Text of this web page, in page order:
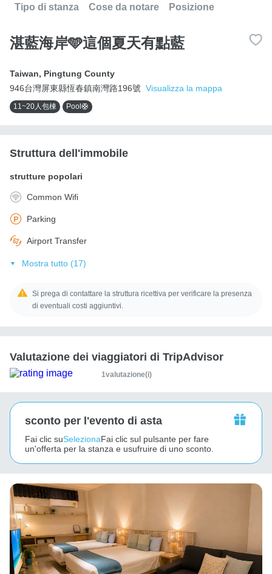
Tipo di stanza Cose da notare Posizione
湛藍海岸🩵這個夏天有點藍
Taiwan, Pingtung County
946台灣屏東縣恆春鎮南灣路196號 Visualizza la mappa
11~20人包棟 Pool🛟
Struttura dell'immobile
strutture popolari
Common Wifi
Parking
Airport Transfer
Mostra tutto (17)
Si prega di contattare la struttura ricettiva per verificare la presenza
di eventuali costi aggiuntivi.
Valutazione dei viaggiatori di TripAdvisor
1valutazione(i)
sconto per l'evento di asta
Fai clic suSelezionaFai clic sul pulsante per fare
un'offerta per la stanza e usufruire di uno sconto.